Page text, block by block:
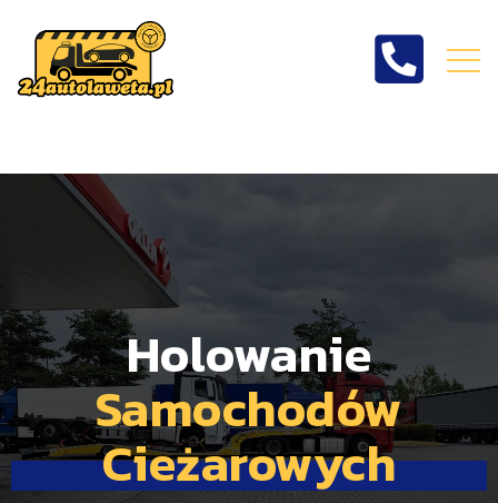
Holowanie
samochodów
ciężarowych
Holowanie
Samochodów
Cieżarowych